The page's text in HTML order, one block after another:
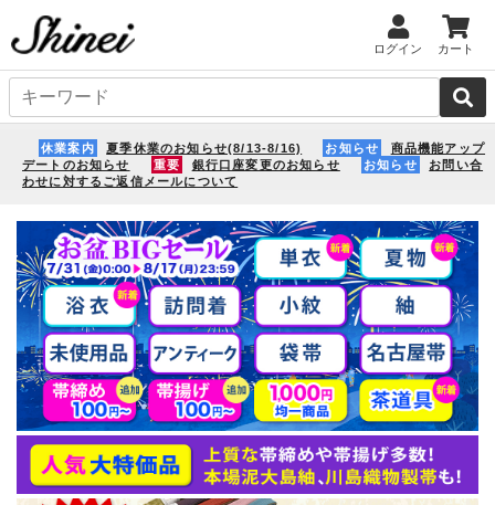
ログイン カート
休業案内 夏季休業のお知らせ(8/13-8/16) お知らせ
商品機能アップ
デートのお知らせ
重要 銀行口座変更のお知らせ お知らせ
お問い合
わせに対するご返信メールについて